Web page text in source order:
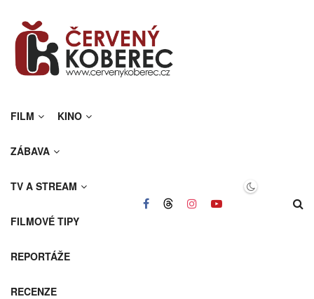
FILM KINO
ZÁBAVA
TV A STREAM
FILMOVÉ TIPY
REPORTÁŽE
RECENZE